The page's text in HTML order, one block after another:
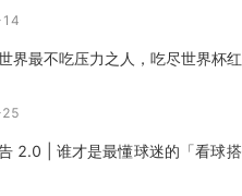
界最不吃压力之人，吃尽世界杯红
2.0 | 谁才是最懂球迷的「看球搭